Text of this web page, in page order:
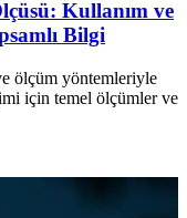
Kullanım ve
Bilgi
ölçüm yöntemleriyle
için temel ölçümler ve